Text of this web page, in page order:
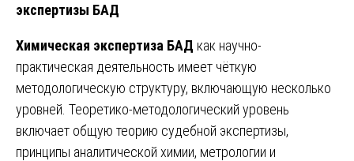
экспертизы БАД
Химическая экспертиза БАД как научно-
практическая деятельность имеет чёткую
методологическую структуру, включающую несколько
уровней. Теоретико-методологический уровень
включает общую теорию судебной экспертизы,
принципы аналитической химии, метрологии и